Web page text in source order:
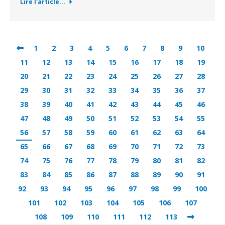
Lire l'article...
1 2 3 4 5 6 7 8 9
10
11
12 13 14 15 16 17 18
19
20
21 22 23 24 25 26 27
28
29
30 31 32 33 34 35 36
37
38
39 40 41 42 43 44 45
46
47
48 49 50 51 52 53 54
55
56
57 58 59 60 61 62 63
64
65
66 67 68 69 70 71 72
73
74
75 76 77 78 79 80 81
82
83
84 85 86 87 88 89 90
91
92
93 94 95 96 97 98 99
100
101
102 103 104 105 106
107
108
109 110 111 112 113